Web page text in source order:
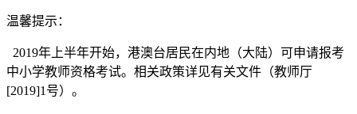
温馨提示：
2019年上半年开始，港澳台居民在内地（大陆）可申请报考
中小学教师资格考试。相关政策详见有关文件（教师厅
[2019]1号）。